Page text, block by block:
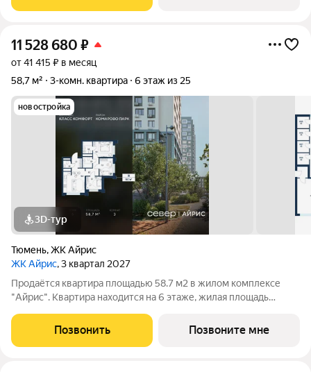
на одну сторону, 1 совмещённый
11 528 680 ₽
от 41 415 ₽ в месяц
58,7 м²
3-комн. квартира 6 этаж из 25
новостройка
3D-тур
Тюмень,ЖК Айрис
ЖК Айрис, 3 квартал 2027
Продаётся квартира площадью 58.7 м2 в жилом комплексе
"Айрис". Квартира находится на 6 этаже, жилая площадь
особенностей планировки изолированные комнаты с окнами
на одну сторону, 1 совмещённый
Позвонить Позвоните мне